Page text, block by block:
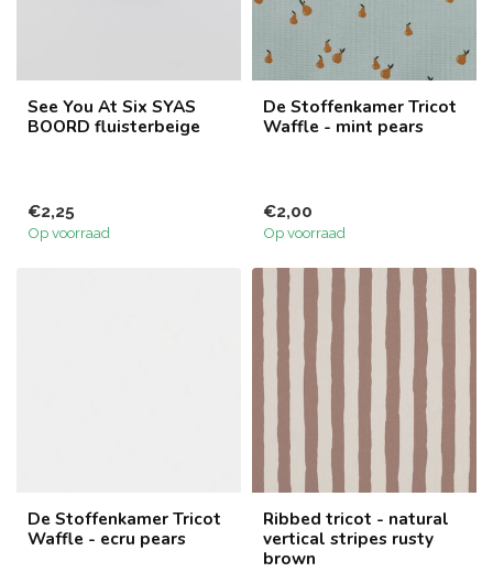
See You At Six SYAS
BOORD fluisterbeige
€2,25
Op voorraad
De Stoffenkamer Tricot
Waffle - mint pears
€2,00
Op voorraad
De Stoffenkamer Tricot
Waffle - ecru pears
Ribbed tricot - natural
vertical stripes rusty
brown